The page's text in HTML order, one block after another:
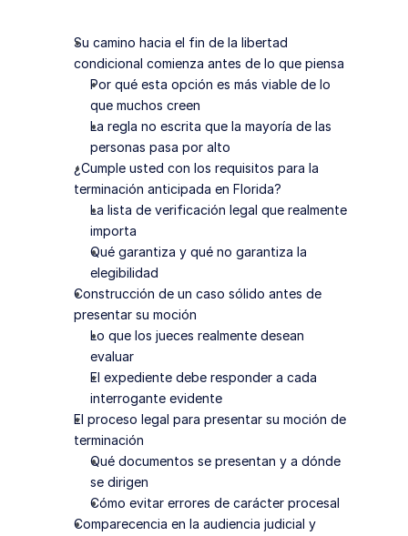
Su camino hacia el fin de la libertad
condicional comienza antes de lo que piensa
Por qué esta opción es más viable de lo
que muchos creen
La regla no escrita que la mayoría de las
personas pasa por alto
¿Cumple usted con los requisitos para la
terminación anticipada en Florida?
La lista de verificación legal que realmente
importa
Qué garantiza y qué no garantiza la
elegibilidad
Construcción de un caso sólido antes de
presentar su moción
Lo que los jueces realmente desean
evaluar
El expediente debe responder a cada
interrogante evidente
El proceso legal para presentar su moción de
terminación
Qué documentos se presentan y a dónde
se dirigen
Cómo evitar errores de carácter procesal
Comparecencia en la audiencia judicial y